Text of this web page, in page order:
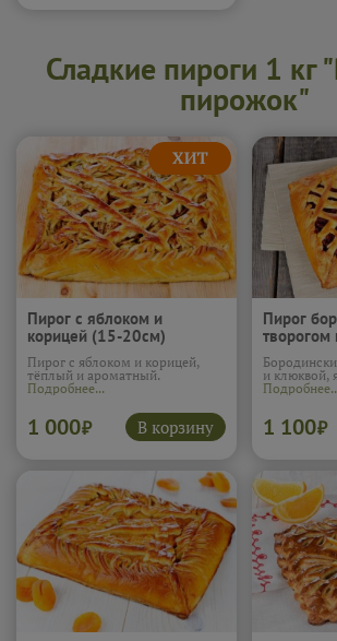
Сладкие пироги 1 кг
пирожок"
Пирог с яблоком и
корицей (15-20см)
Пирог с яблоком и корицей,
тёплый и ароматный.
Подробнее...
1 000₽ В корзину
Пирог
20см)
и клюквой,
1 100₽